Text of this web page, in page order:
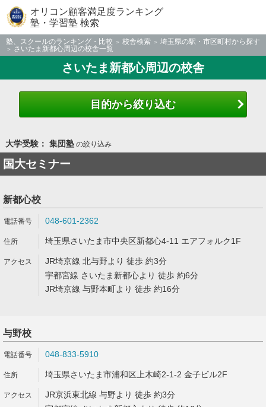
オリコン顧客満足度ランキング
塾・学習塾 検索
塾、スクールのランキング・比較 校舎検索
埼玉県の駅・市区町村から探す
さいたま新都心周辺の校舎一覧
さいたま新都心周辺の校舎
目的から絞り込む
大学受験： 集団塾の絞り込み
国大セミナー
新都心校
048-601-2362
埼玉県さいたま市中央区新都心4-11 エアフォルク1F
JR埼京線 北与野より 徒歩 約3分
宇都宮線 さいたま新都心より 徒歩 約6分
JR埼京線 与野本町より 徒歩 約16分
与野校
048-833-5910
埼玉県さいたま市浦和区上木崎2-1-2 金子ビル2F
JR京浜東北線 与野より 徒歩 約3分